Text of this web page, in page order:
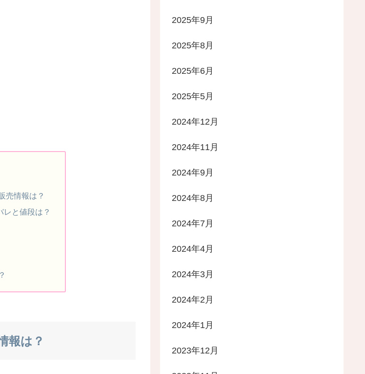
売情報は？
レと値段は？
報は？
2025年9月
2025年8月
2025年6月
2025年5月
2024年12月
2024年11月
2024年9月
2024年8月
2024年7月
2024年4月
2024年3月
2024年2月
2024年1月
2023年12月